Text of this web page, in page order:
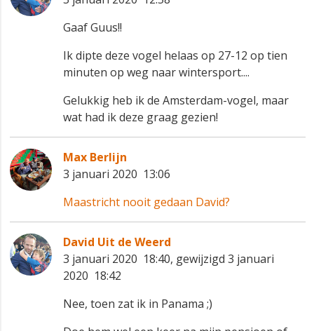
Gaaf Guus!!
Ik dipte deze vogel helaas op 27-12 op tien
minuten op weg naar wintersport....
Gelukkig heb ik de Amsterdam-vogel, maar
wat had ik deze graag gezien!
Max Berlijn
3 januari 2020 13:06
Maastricht nooit gedaan David?
David Uit de Weerd
3 januari 2020 18:40, gewijzigd 3 januari
2020 18:42
Nee, toen zat ik in Panama ;)